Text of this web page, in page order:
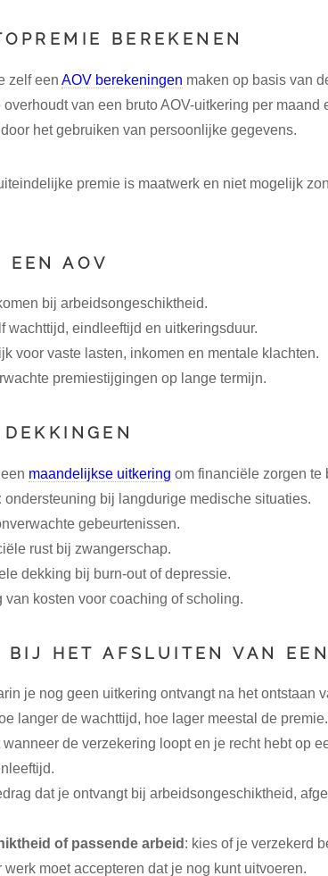
BEREKENEN
zelf een AOV berekeningen maken op basis van
van een bruto AOV-uitkering per maand
het gebruiken van persoonlijke gegevens.
premie is maatwerk en niet mogelijk
EEN AOV
bij arbeidsongeschiktheid.
wachttijd, eindleeftijd en uitkeringsduur.
voor vaste lasten, inkomen en mentale klachten.
premiestijgingen op lange termijn.
een maandelijkse uitkering om financiële zorgen te
ondersteuning bij langdurige medische situaties.
gebeurtenissen.
rust bij zwangerschap.
dekking bij burn-out of depressie.
van kosten voor coaching of scholing.
HET AFSLUITEN VAN
je nog geen uitkering ontvangt na het ontstaan
langer de wachttijd, hoe lager meestal de premie.
wanneer de verzekering loopt en je recht hebt op
dat je ontvangt bij arbeidsongeschiktheid,
of passende arbeid : kies of je verzekerd
moet accepteren dat je nog kunt uitvoeren.